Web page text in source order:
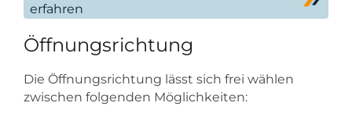
erfahren
Öffnungsrichtung
Die Öffnungsrichtung lässt sich frei wählen
zwischen folgenden Möglichkeiten: